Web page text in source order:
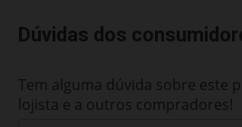
Dúvidas dos
Tem alguma dúvida sobre este
lojista e a outros compradores!